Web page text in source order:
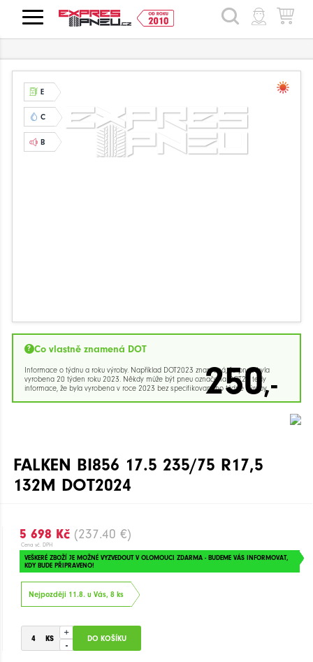
HLEDAT
E
C
B
Co vlastně znamená DOT
Informace o týdnu a roku výroby. Například DOT2023 znamená, že pneu byla
vyrobena 20 týden roku 2023. Někdy může být pneu označena DOT23 tedy
informace, že byla vyrobena v roce 2023 bez specifikovaného týdne výroby.
250,-
FALKEN BI856 17.5 235/75 R17,5
132M DOT2024
5 698 Kč (237.40 €)
Cena vč. DPH
VEŠKERÉ ZBOŽÍ JE MOŽNÉ VYZVEDOUT V OLOMOUCI ZDARMA - BUDEME VÁS INFORMOVAT,
KDY BUDE PŘIPRAVENO!
Nejpozději 11.8. u Vás, 8 ks
+
-